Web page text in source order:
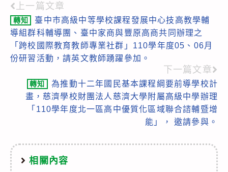
Read
more
articles
上一篇文章
轉知
臺中巿高級中等學校課程發展中心技高教學輔
導組群科輔導團、臺中家商與豐原高商共同辦理之
「跨校國際教育教師專業社群」110學年度05、06月
份研習活動，請英文教師踴躍參加。
下一篇文章
轉知
為推動十二年國民基本課程綱要前導學校計
畫，慈濟學校財團法人慈濟大學附屬高級中學辦理
「110學年度北一區高中優質化區域聯合諮輔暨增
能」， 邀請參與。
相關內容